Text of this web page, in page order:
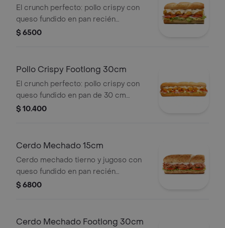
El crunch perfecto: pollo crispy con
queso fundido en pan recién
horneado. Elige tus vegetales frescos
$ 6500
Pollo Crispy Footlong 30cm
El crunch perfecto: pollo crispy con
queso fundido en pan de 30 cm
recién horneado. Elige tus vegetales
$ 10.400
Cerdo Mechado 15cm
Cerdo mechado tierno y jugoso con
queso fundido en pan recién
horneado. Súmale tus vegetales
$ 6800
Cerdo Mechado Footlong 30cm